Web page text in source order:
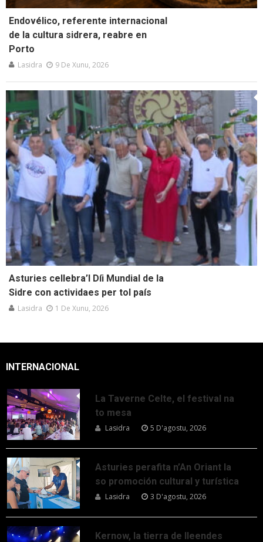
Endovélico, referente internacional
de la cultura sidrera, reabre en
Porto
Lasidra 9 De Xunu, 2026
Asturies cellebra’l Díi Mundial de la
Sidre con actividaes per tol país
Lasidra 1 De Xunu, 2026
INTERNACIONAL
La Taverne Celte, el festival na
to mesa
Lasidra 5 D'agostu, 2026
Asturies perafita n’An Oriant la
so promoción cultural y turística
Lasidra 3 D'agostu, 2026
Kernow, la tierra de lleendes